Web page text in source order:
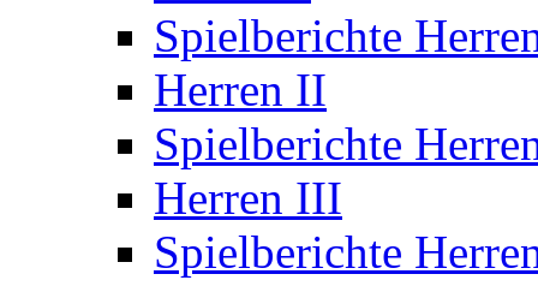
Spielberichte
Herren II
Spielberichte
Herren III
Spielberichte